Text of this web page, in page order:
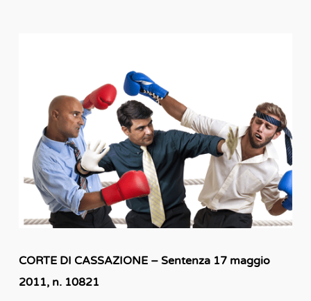
CORTE DI CASSAZIONE – Sentenza 17 maggio
2011, n. 10821